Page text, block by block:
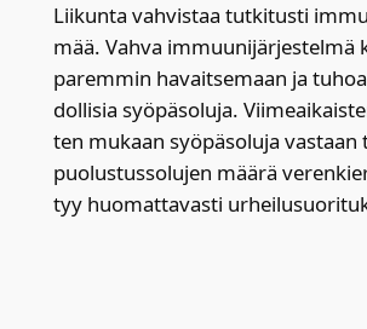
Lii­kun­ta vah­vis­taa tut­ki­tus­ti
mää. Vah­va immuu­ni­jär­jes­tel­mä
parem­min havait­se­maan ja
dol­li­sia syö­pä­so­lu­ja.
ten mukaan syö­pä­so­lu­ja vas­taan
puo­lus­tus­so­lu­jen mää­rä
tyy huo­mat­ta­vas­ti